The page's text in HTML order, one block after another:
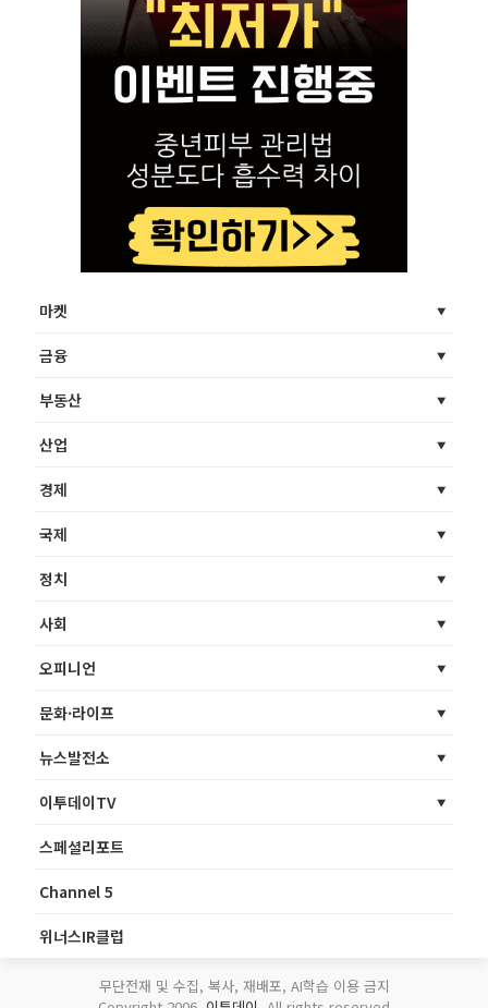
마켓
금융
부동산
산업
경제
국제
정치
사회
오피니언
문화·라이프
뉴스발전소
이투데이TV
스페셜리포트
Channel 5
위너스IR클럽
무단전재 및 수집, 복사, 재배포, AI학습 이용 금지